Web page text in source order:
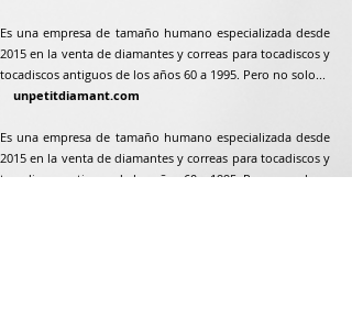
Es una empresa de tamaño humano especializada desde
2015 en la venta de diamantes y correas para tocadiscos y
tocadiscos antiguos de los años 60 a 1995. Pero no solo...
unpetitdiamant.com
Es una empresa de tamaño humano especializada desde
2015 en la venta de diamantes y correas para tocadiscos y
tocadiscos antiguos de los años 60 a 1995. Pero no solo...